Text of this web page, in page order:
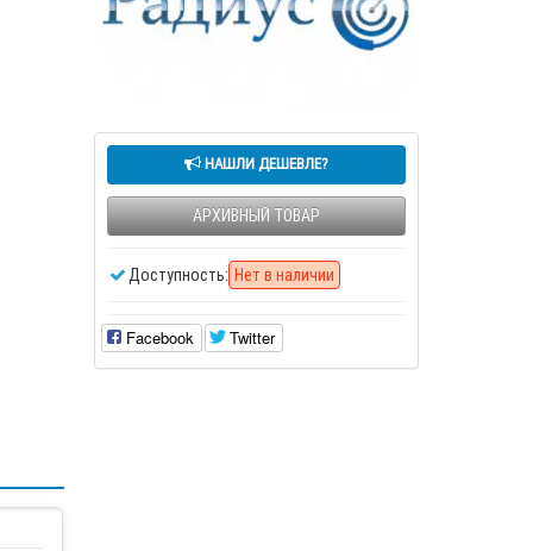
НАШЛИ ДЕШЕВЛЕ?
АРХИВНЫЙ ТОВАР
Доступность: Нет в наличии
Facebook Twitter